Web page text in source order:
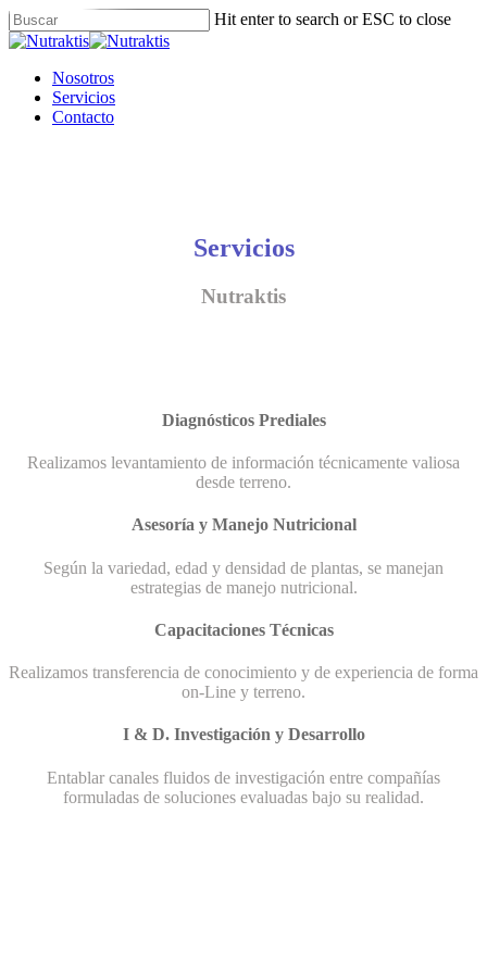
Skip
to
content
Hit enter to search or ESC to close
Close
Menu
Nosotros
Servicios
Contacto
Servicios
Nutraktis
Diagnósticos Prediales
Realizamos levantamiento de información técnicamente valiosa
desde terreno.
Asesoría y Manejo Nutricional
Según la variedad, edad y densidad de plantas, se manejan
estrategias de manejo nutricional.
Capacitaciones Técnicas
Realizamos transferencia de conocimiento y de experiencia de forma
on-Line y terreno.
I & D. Investigación y Desarrollo
Entablar canales fluidos de investigación entre compañías
formuladas de soluciones evaluadas bajo su realidad.